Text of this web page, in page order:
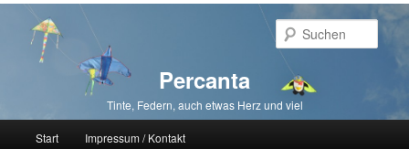
Percanta
Tinte, Federn, auch etwas Herz und viel
Zum primären Inhalt springen
Zum sekundären Inhalt springen
Start Impressum / Kontakt